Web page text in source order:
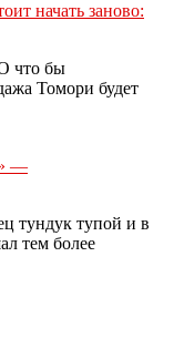
начать заново:
что бы
Томори будет
—
тундук тупой и в
тем более